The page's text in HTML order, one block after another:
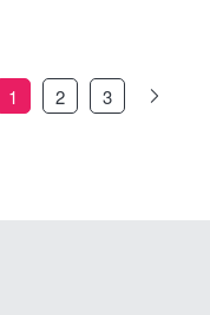
1 2 3